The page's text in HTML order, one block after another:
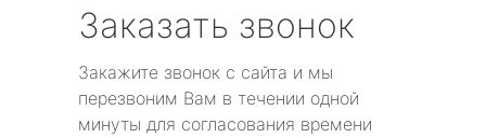
Заказать звонок
Закажите звонок с сайта и мы
перезвоним Вам в течении одной
минуты для согласования времени